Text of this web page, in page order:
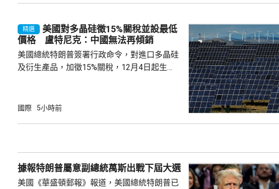
每小時144公里，最高陣風風速每小時198公
里，風力足以導致房屋倒塌。氣象廳預計，沖
精選
美國對多晶硅徵15%關稅並設最低
價格 盧特尼克：中國無法再傾銷
美國總統特朗普簽署行政命令，對進口多晶硅
及衍生產品，加徵15%關稅，12月4日起生
產品設定最低價格，其中多晶硅每公斤21美
新或擴建多晶硅、晶圓或太陽能電池等生產設
施，並在2029年1月20日前...
國際 5小時前
據報特朗普屬意副總統萬斯出戰下屆大選
美國《華盛頓郵報》報道，美國總統特朗普已